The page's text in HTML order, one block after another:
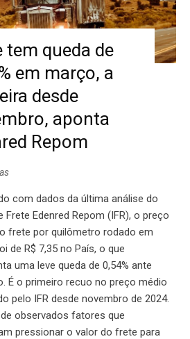
tem queda de
em março, a
desde
aponta
Repom
com dados da última análise do
Frete Edenred Repom (IFR), o preço
frete por quilômetro rodado em
de R$ 7,35 no País, o que
uma leve queda de 0,54% ante
É o primeiro recuo no preço médio
pelo IFR desde novembro de 2024.
de observados fatores que
pressionar o valor do frete para